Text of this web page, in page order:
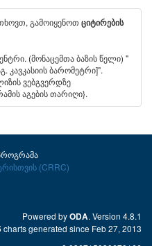
გამოიყენოთ ციტირების
(მონაცემთა ბაზის წელი) "
კავკასიის ბარომეტრი]".
ვებგვერდზე
აგების თარიღი}.
(CRRC)
Powered byODA. Version 4.8.1
charts generated since Feb 27, 2013